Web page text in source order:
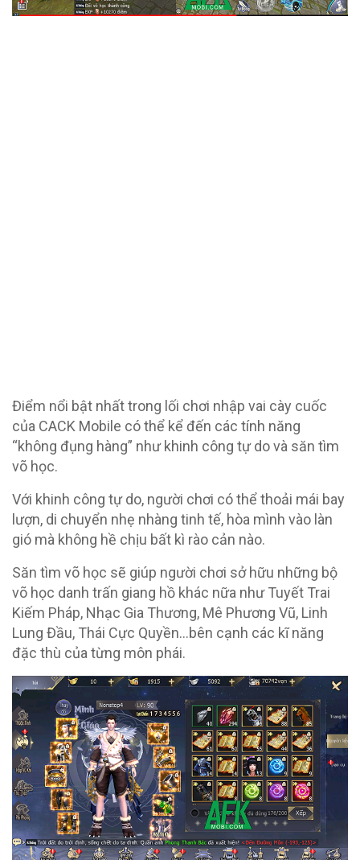
Điểm nổi bật nhất trong lối chơi nhập vai cày cuốc
của CACK Mobile có thể kể đến các tính năng
“không đụng hàng” như khinh công tự do và săn tìm
võ học.
Với khinh công tự do, người chơi có thể thoải mái bay
lượn, di chuyển nhẹ nhàng tinh tế, hòa mình vào làn
gió mà không hề chịu bất kì rào cản nào.
Săn tìm võ học sẽ giúp người chơi sở hữu những bộ
võ học danh trấn giang hồ khác nữa như Tuyết Trai
Kiếm Pháp, Nhạc Gia Thương, Mê Phương Vũ, Linh
Lung Đầu, Thái Cực Quyền…bên cạnh các kĩ năng
đặc thù của từng môn phái.